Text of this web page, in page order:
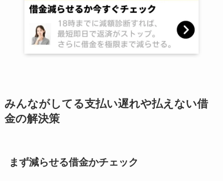
みんながしてる支払い遅れや払えない借
金の解決策
まず減らせる借金かチェック